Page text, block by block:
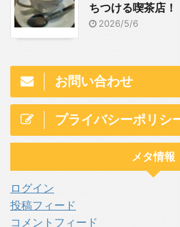
ちつける喫茶店！
2026/5/6
お問い合わせ
プライバシーポリシ
メタ情報
ログイン
投稿フィード
コメントフィード